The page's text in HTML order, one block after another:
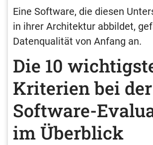
Eine Software, die diesen
in ihrer Architektur abbildet,
Datenqualität von Anfang an.
Die 10
Kriterien bei der
Software-
im Überblick